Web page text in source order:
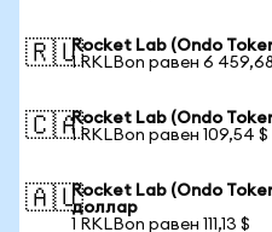
🇷🇺Rocket Lab (Ondo
1 RKLBon равен 6
🇨🇦Rocket Lab (Ondo
1 RKLBon равен 109,54 $
🇦🇺Rocket Lab (Ondo
доллар
1 RKLBon равен 111,13 $